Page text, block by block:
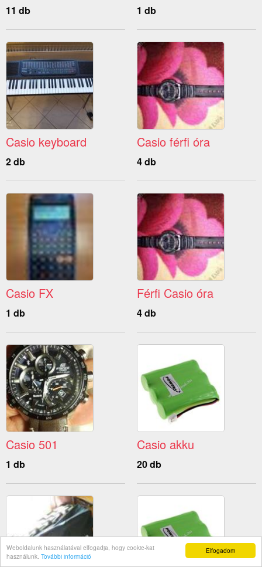
Elfogadom
Weboldalunk használatával elfogadja, hogy cookie-kat
használunk. További információ
11 db 1 db
Casio keyboard
2 db
Casio férfi óra
4 db
Casio FX
1 db
Férfi Casio óra
4 db
Casio 501
1 db
Casio akku
20 db